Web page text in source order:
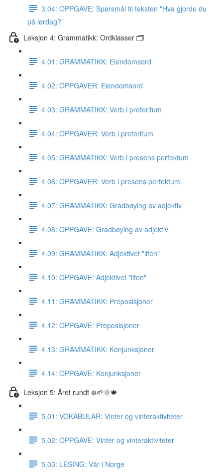
3.04: OPPGAVE: Spørsmål til teksten "Hva gjorde du
på lørdag?"
Leksjon 4: Grammatikk: Ordklasser 🗂
4.01: GRAMMATIKK: Eiendomsord
4.02: OPPGAVER: Eiendomsord
4.03: GRAMMATIKK: Verb i preteritum
4.04: OPPGAVER: Verb i preteritum
4.05: GRAMMATIKK: Verb i presens perfektum
4.06: OPPGAVER: Verb i presens perfektum
4.07: GRAMMATIKK: Gradbøying av adjektiv
4.08: OPPGAVE: Gradbøying av adjektiv
4.09: GRAMMATIKK: Adjektivet "liten"
4.10: OPPGAVE: Adjektivet "liten"
4.11: GRAMMATIKK: Preposisjoner
4.12: OPPGAVE: Preposisjoner
4.13: GRAMMATIKK: Konjunksjoner
4.14: OPPGAVE: Konjunksjoner
Leksjon 5: Året rundt ❄️🌱🌞🍁
5.01: VOKABULAR: Vinter og vinteraktiviteter
5.02: OPPGAVE: Vinter og vinteraktiviteter
5.03: LESING: Vår i Norge